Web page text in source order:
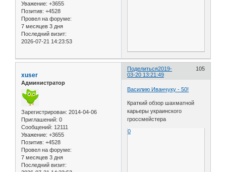
Уважение: +3655
Позитив: +4528
Провел на форуме:
7 месяцев 3 дня
Последний визит:
2026-07-21 14:23:53
Поделиться 105
2019-
03-20 13:21:49
xuser
Администратор
Зарегистрирован: 2014-04-06
Приглашений: 0
Сообщений: 12111
Уважение: +3655
Позитив: +4528
Провел на форуме:
7 месяцев 3 дня
Последний визит:
Василию Иванчуку - 50!
Краткий обзор шахматной
карьеры украинского
гроссмейстера
0